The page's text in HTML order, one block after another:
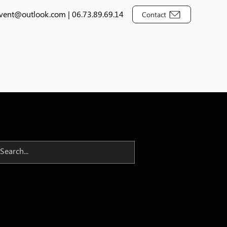
| 06.73.89.69.14 Contact